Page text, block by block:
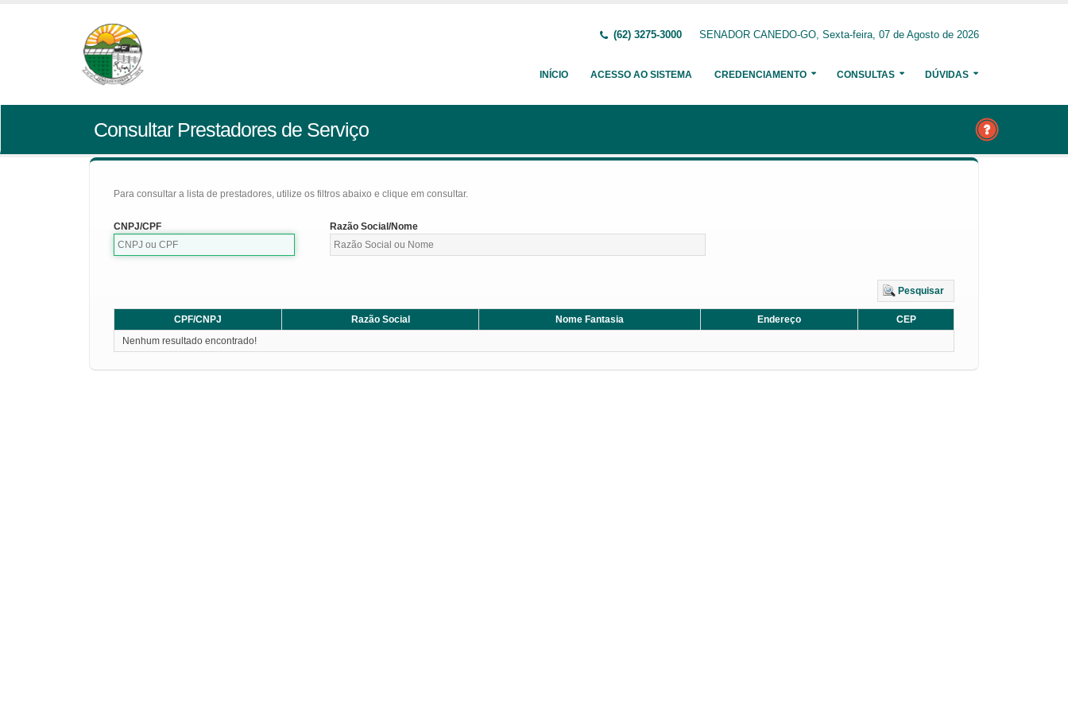
(62) 3275-3000 SENADOR CANEDO-GO, Sexta-feira, 07 de Agosto de 2026
INÍCIO ACESSO AO SISTEMA CREDENCIAMENTO CONSULTAS DÚVIDAS
Consultar Prestadores de Serviço
Para consultar a lista de prestadores, utilize os filtros abaixo e clique em consultar.
CNPJ/CPF Razão Social/Nome
Pesquisar
CPF/CNPJ Razão Social Nome Fantasia Endereço
CEP
Nenhum resultado encontrado!